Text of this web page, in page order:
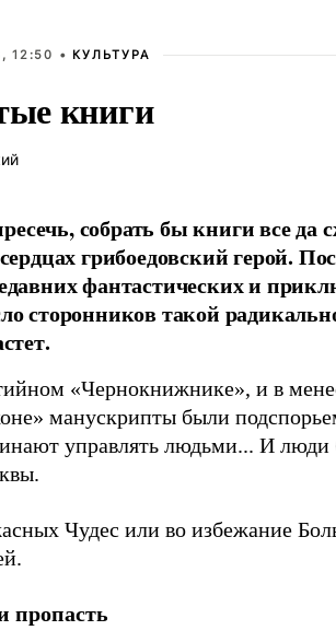
12:50 • КУЛЬТУРА
книги
собрать бы книги все да
грибоедовский герой.
фантастических и
сторонников такой
«Чернокнижнике», и в
манускрипты были
управлять людьми... И люди
Чудес или во избежание
пропасть